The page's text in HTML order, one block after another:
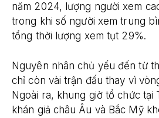
năm 2024, lượng người xem
trong khi số người xem trung
tổng thời lượng xem tụt 29%.
Nguyên nhân chủ yếu đến từ
chỉ còn vài trận đấu thay vì
Ngoài ra, khung giờ tổ chức tại
khán giả châu Âu và Bắc Mỹ